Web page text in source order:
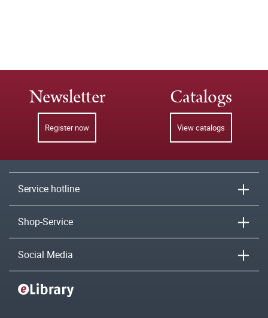
Newsletter
Register now
Catalogs
View catalogs
Service hotline
Shop-Service
Social Media